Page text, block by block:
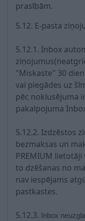
prasībām.
5.12. E-pasta
5.12.1. Inbox
"Miskaste" 30
vai piegādes uz
pēc noklusējuma
pakalpojuma
5.12.2. Izdzēstos
bezmaksas un
PREMIUM
to dzēšanas no
nav iespējams
pastkastes.
5.12.3. Inbox